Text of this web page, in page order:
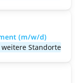
(m/w/d)
weitere Standorte